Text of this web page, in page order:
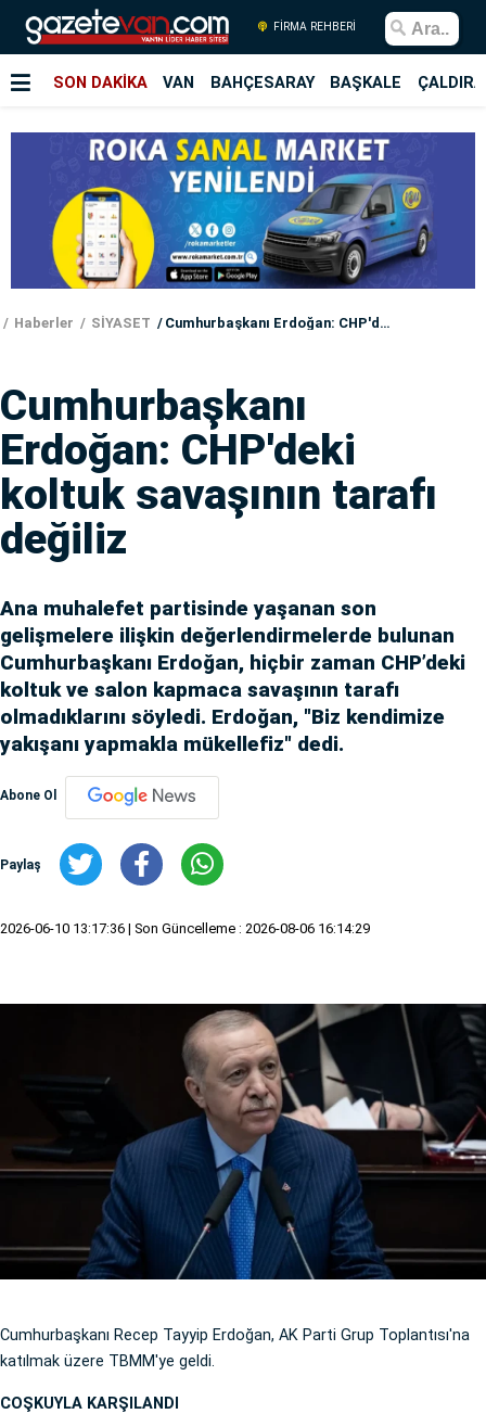
FİRMA REHBERİ
SON DAKİKA VAN BAHÇESARAY BAŞKALE
Haberler SİYASET Cumhurbaşkanı Erdoğan: CHP'deki koltuk savaşının tarafı değiliz
Cumhurbaşkanı
Erdoğan: CHP'deki
koltuk savaşının tarafı
değiliz
Ana muhalefet partisinde yaşanan son
gelişmelere ilişkin değerlendirmelerde bulunan
Cumhurbaşkanı Erdoğan, hiçbir zaman CHP’deki
koltuk ve salon kapmaca savaşının tarafı
olmadıklarını söyledi. Erdoğan, "Biz kendimize
yakışanı yapmakla mükellefiz" dedi.
Abone Ol
Paylaş
2026-06-10 13:17:36 | Son Güncelleme : 2026-08-06 16:14:29
Cumhurbaşkanı Recep Tayyip Erdoğan, AK Parti Grup Toplantısı'na
katılmak üzere TBMM'ye geldi.
COŞKUYLA KARŞILANDI